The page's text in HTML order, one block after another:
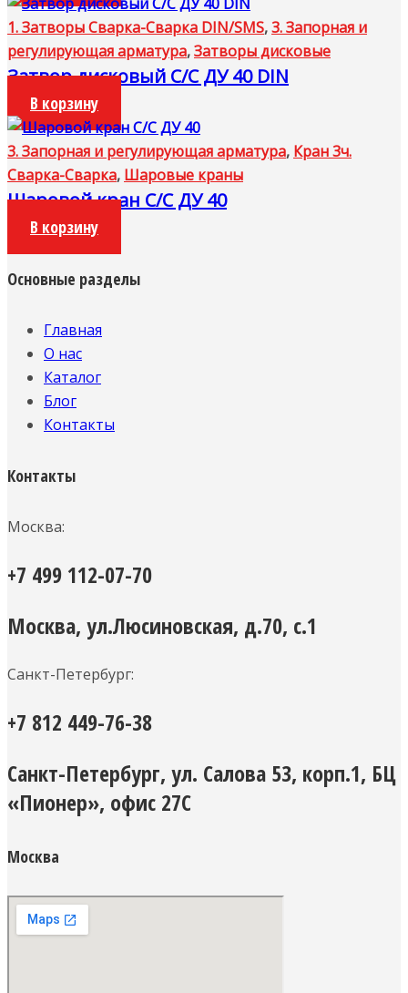
1. Затворы Сварка-Сварка DIN/SMS,3. Запорная и
регулирующая арматура,Затворы дисковые
Затвор дисковый С/С ДУ 40 DIN
В корзину
3. Запорная и регулирующая арматура, Кран 3ч.
Сварка-Сварка, Шаровые краны
Шаровой кран С/С ДУ 40
В корзину
Основные разделы
Главная
О нас
Каталог
Блог
Контакты
Контакты
Москва:
+7 499 112-07-70
Москва, ул.Люсиновская, д.70, с.1
Санкт-Петербург:
+7 812 449-76-38
Санкт-Петербург, ул. Салова 53, корп.1, БЦ
«Пионер», офис 27С
Москва